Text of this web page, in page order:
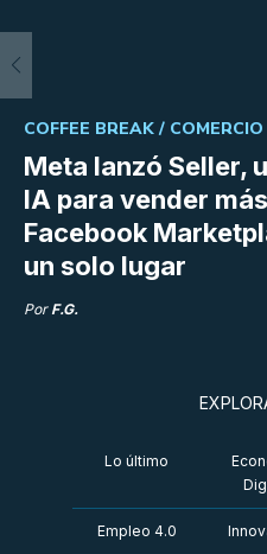
Meta lanzó Seller,
IA para vender
Facebook
un solo lugar
COFFEE BREAK /
Por F.G.
Lo último
Empleo 4.0